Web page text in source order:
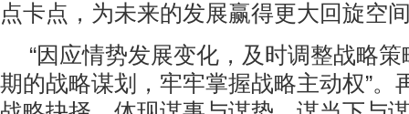
点卡点，为未来的发展赢得更大回旋空
“因应情势发展变化，及时调整战略
期的战略谋划，牢牢掌握战略主动权”。